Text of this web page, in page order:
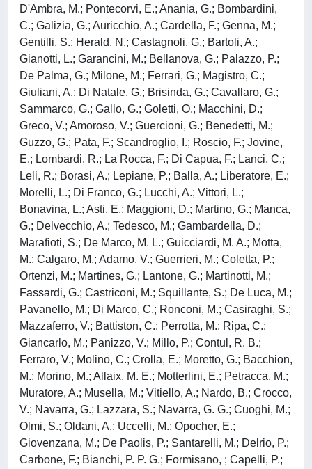
D'Ambra, M.; Pontecorvi, E.; Anania, G.; Bombardini,
C.; Galizia, G.; Auricchio, A.; Cardella, F.; Genna, M.;
Gentilli, S.; Herald, N.; Castagnoli, G.; Bartoli, A.;
Gianotti, L.; Garancini, M.; Bellanova, G.; Palazzo, P.;
De Palma, G.; Milone, M.; Ferrari, G.; Magistro, C.;
Giuliani, A.; Di Natale, G.; Brisinda, G.; Cavallaro, G.;
Sammarco, G.; Gallo, G.; Goletti, O.; Macchini, D.;
Greco, V.; Amoroso, V.; Guercioni, G.; Benedetti, M.;
Guzzo, G.; Pata, F.; Scandroglio, I.; Roscio, F.; Jovine,
E.; Lombardi, R.; La Rocca, F.; Di Capua, F.; Lanci, C.;
Leli, R.; Borasi, A.; Lepiane, P.; Balla, A.; Liberatore, E.;
Morelli, L.; Di Franco, G.; Lucchi, A.; Vittori, L.;
Bonavina, L.; Asti, E.; Maggioni, D.; Martino, G.; Manca,
G.; Delvecchio, A.; Tedesco, M.; Gambardella, D.;
Marafioti, S.; De Marco, M. L.; Guicciardi, M. A.; Motta,
M.; Calgaro, M.; Adamo, V.; Guerrieri, M.; Coletta, P.;
Ortenzi, M.; Martines, G.; Lantone, G.; Martinotti, M.;
Fassardi, G.; Castriconi, M.; Squillante, S.; De Luca, M.;
Pavanello, M.; Di Marco, C.; Ronconi, M.; Casiraghi, S.;
Mazzaferro, V.; Battiston, C.; Perrotta, M.; Ripa, C.;
Giancarlo, M.; Panizzo, V.; Millo, P.; Contul, R. B.;
Ferraro, V.; Molino, C.; Crolla, E.; Moretto, G.; Bacchion,
M.; Morino, M.; Allaix, M. E.; Motterlini, E.; Petracca, M.;
Muratore, A.; Musella, M.; Vitiello, A.; Nardo, B.; Crocco,
V.; Navarra, G.; Lazzara, S.; Navarra, G. G.; Cuoghi, M.;
Olmi, S.; Oldani, A.; Uccelli, M.; Opocher, E.;
Giovenzana, M.; De Paolis, P.; Santarelli, M.; Delrio, P.;
Carbone, F.; Bianchi, P. P. G.; Formisano, ; Capelli, P.;